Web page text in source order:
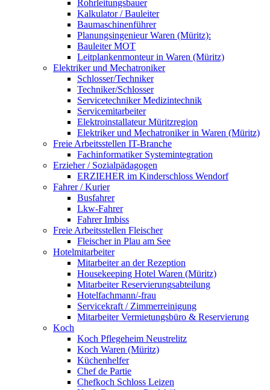
Rohrleitungsbauer
Kalkulator / Bauleiter
Baumaschinenführer
Planungsingenieur Waren (Müritz):
Bauleiter MOT
Leitplankenmonteur in Waren (Müritz)
Elektriker und Mechatroniker
Schlosser/Techniker
Techniker/Schlosser
Servicetechniker Medizintechnik
Servicemitarbeiter
Elektroinstallateur Müritzregion
Elektriker und Mechatroniker in Waren (Müritz)
Freie Arbeitsstellen IT-Branche
Fachinformatiker Systemintegration
Erzieher / Sozialpädagogen
ERZIEHER im Kinderschloss Wendorf
Fahrer / Kurier
Busfahrer
Lkw-Fahrer
Fahrer Imbiss
Freie Arbeitsstellen Fleischer
Fleischer in Plau am See
Hotelmitarbeiter
Mitarbeiter an der Rezeption
Housekeeping Hotel Waren (Müritz)
Mitarbeiter Reservierungsabteilung
Hotelfachmann/-frau
Servicekraft / Zimmerreinigung
Mitarbeiter Vermietungsbüro & Reservierung
Koch
Koch Pflegeheim Neustrelitz
Koch Waren (Müritz)
Küchenhelfer
Chef de Partie
Chefkoch Schloss Leizen